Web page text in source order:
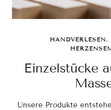
Einzelstücke
Unsere Produkte